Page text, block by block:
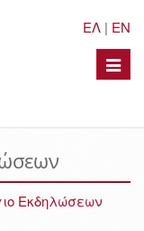
ΕΛ | EN
Toggle
Εκδηλώσεων